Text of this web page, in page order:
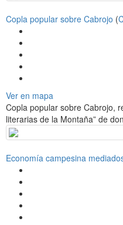
Copla popular sobre Cabrojo (
Ver en mapa
Copla popular sobre Cabrojo,
literarias de la Montaña” de
Economía campesina